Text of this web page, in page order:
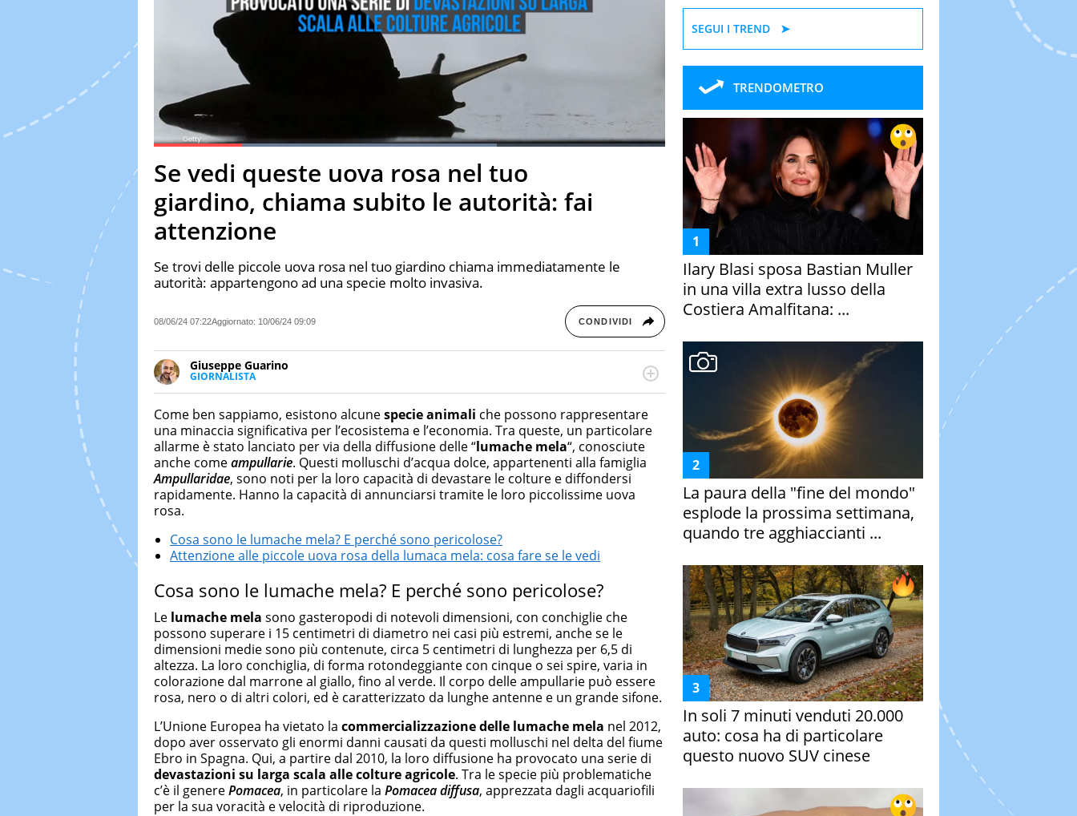
PauseUnmuteCurrent Time
0:19
Loaded:67.01%
Fullscreen
Se vedi queste uova rosa nel tuo
giardino, chiama subito le autorità: fai
attenzione
Se trovi delle piccole uova rosa nel tuo giardino chiama immediatamente le
autorità: appartengono ad una specie molto invasiva.
08/06/24 07:22Aggiornato: 10/06/24 09:09 CONDIVIDI
Giuseppe Guarino
GIORNALISTA
Ph(D) in Diritto Comparato e processi di integrazione e attivo nel campo della ricerca, in
particolare sulla Storia contemporanea di America Latina e Spagna. Collabora con
numerose testate ed è presidente dell'Associazione Culturale "La Biblioteca del Sannio".
Come ben sappiamo, esistono alcunespecieanimali che possono rappresentare
una minaccia significativa per l’ecosistema e l’economia. Tra queste, un particolare
allarme è stato lanciato per via della diffusione delle “lumache mela“, conosciute
anche comeampullarie. Questi molluschi d’acqua dolce, appartenenti alla famiglia
Ampullaridae, sono noti per la loro capacità di devastare le colture e diffondersi
rapidamente. Hanno la capacità di annunciarsi tramite le loro piccolissime uova
rosa.
Cosa sono le lumache mela? E perché sono pericolose?
Attenzione alle piccole uova rosa della lumaca mela: cosa fare se le vedi
Cosa sono le lumache mela? E perché sono pericolose?
Le lumache mela sono gasteropodi di notevoli dimensioni, con conchiglie che
possono superare i 15 centimetri di diametro nei casi più estremi, anche se le
dimensioni medie sono più contenute, circa 5 centimetri di lunghezza per 6,5 di
altezza. La loro conchiglia, di forma rotondeggiante con cinque o sei spire, varia in
colorazione dal marrone al giallo, fino al verde. Il corpo delle ampullarie può essere
rosa, nero o di altri colori, ed è caratterizzato da lunghe antenne e un grande sifone.
L’Unione Europea ha vietato la commercializzazione delle lumache mela nel 2012,
dopo aver osservato gli enormi danni causati da questi molluschi nel delta del fiume
Ebro in Spagna. Qui, a partire dal 2010, la loro diffusione ha provocato una serie di
devastazioni su larga scala alle colture agricole. Tra le specie più problematiche
c’è il generePomacea, in particolare la Pomaceadiffusa, apprezzata dagli acquariofili
per la sua voracità e velocità di riproduzione.
SEGUI I TREND
TRENDOMETRO
Ilary Blasi sposa Bastian Muller
in una villa extra lusso della
Costiera Amalfitana: ...
La paura della "fine del mondo"
esplode la prossima settimana,
quando tre agghiaccianti ...
In soli 7 minuti venduti 20.000
auto: cosa ha di particolare
questo nuovo SUV cinese